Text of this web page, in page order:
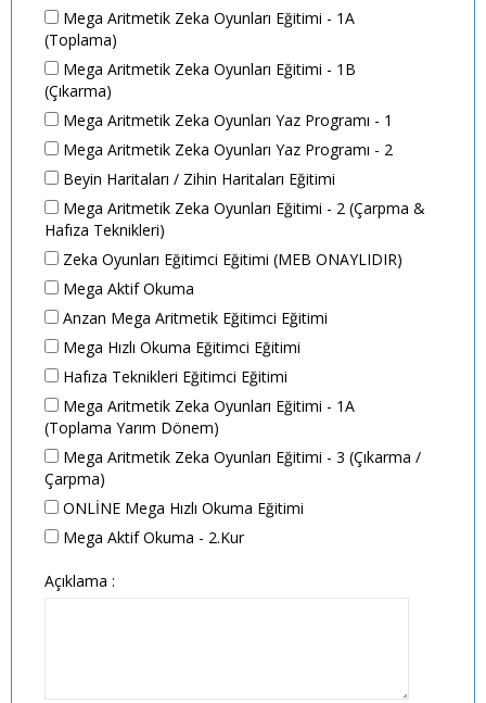
Mega Aritmetik Zeka Oyunları Eğitimi - 1A
(Toplama)
Mega Aritmetik Zeka Oyunları Eğitimi - 1B
(Çıkarma)
Mega Aritmetik Zeka Oyunları Yaz Programı - 1
Mega Aritmetik Zeka Oyunları Yaz Programı - 2
Beyin Haritaları / Zihin Haritaları Eğitimi
Mega Aritmetik Zeka Oyunları Eğitimi - 2 (Çarpma &
Hafıza Teknikleri)
Zeka Oyunları Eğitimci Eğitimi (MEB ONAYLIDIR)
Mega Aktif Okuma
Anzan Mega Aritmetik Eğitimci Eğitimi
Mega Hızlı Okuma Eğitimci Eğitimi
Hafıza Teknikleri Eğitimci Eğitimi
Mega Aritmetik Zeka Oyunları Eğitimi - 1A
(Toplama Yarım Dönem)
Mega Aritmetik Zeka Oyunları Eğitimi - 3 (Çıkarma /
Çarpma)
ONLİNE Mega Hızlı Okuma Eğitimi
Mega Aktif Okuma - 2.Kur
Açıklama :